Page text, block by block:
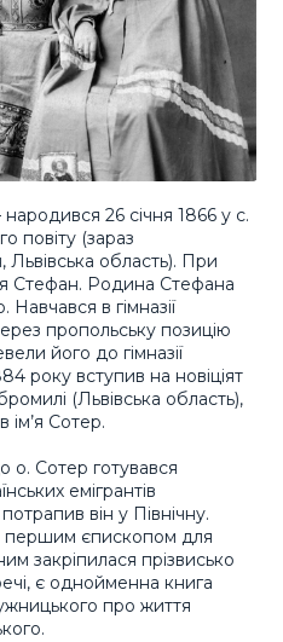
26 січня 1866 у с.
повіту (зараз
область). При
Стефан. Родина Стефана
в гімназії
пропольську позицію
його до гімназії
року вступив на новіціят
(Львівська область),
ім’я Сотер.
о. Сотер готувався
емігрантів
він у Північну.
першим єпископом для
закріпилася прізвисько
є однойменна книга
про життя